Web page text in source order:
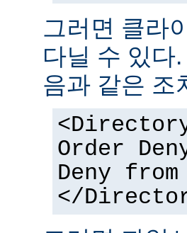
그러면 클라
다닐 수 있다
음과 같은 조
Order
Deny
</